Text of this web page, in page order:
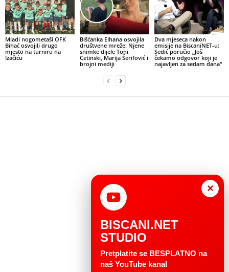
Mladi nogometaši OFK
Bihać osvojili drugo
mjesto na turniru na
Izačiću
Bišćanka Elhana osvojila
društvene mreže: Njene
snimke dijele Toni
Cetinski, Marija Šerifović i
brojni mediji
Dva mjeseca nakon
emisije na BiscaniNET-u:
Sedić poručio „Još
čekamo odgovor koji je
najavljen za sedam dana“
×
BISCANI.NET
STUDIO
Pretplatite se BESPLATNO na
naš YouTube kanal